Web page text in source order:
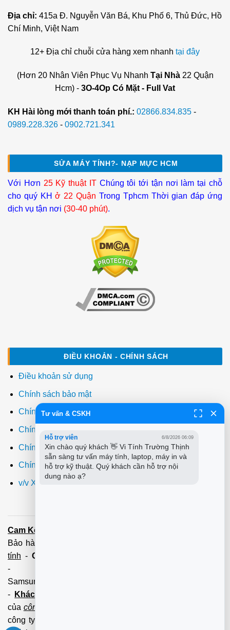
Địa chỉ: 415a Đ. Nguyễn Văn Bá, Khu Phố 6, Thủ Đức, Hồ
Chí Minh, Việt Nam
12+ Địa chỉ chuỗi cửa hàng xem nhanh tại đây
(Hơn 20 Nhân Viên Phục Vụ Nhanh Tại Nhà22 Quận
Hcm) - 3O-4Op Có Mặt - Full Vat
KH Hài lòng mới thanh toán phí.: 02866.834.835 -
0989.228.326 - 0902.721.341
SỬA MÁY TÍNH?- NẠP MỰC HCM
Với Hơn 25 Kỹ thuật ITChúng tôi tới tận nơi làm tại chỗ
cho quý KHở 22 Quận Trong Tphcm Thời gian đáp ứng
dịch vụ tận nơi (30-40 phút).
ĐIỀU KHOẢN - CHÍNH SÁCH
Điều khoản sử dụng
Chính sách bảo mật
Chính sách thanh toán
Chính sách giao hàng
Chính sách đổi trả
Chính sách bảo hành
v/v Xuất hóa đơn đỏ VAT
Cam Kết:
Bảo hành tận tâm - Xuất hóa đơn đỏ đầy đủ
tính - Cài Win Tận Nơi
-
Samsung,Brother,Xeroc,Panasonic): 100 - 180,000 vnđ
-
Khách hàng lưu ý:
của công ty PCI.
công ty không liên hệ và làm việc với cá nhân đảm bảo
Tư vấn & CSKH
Hỗ trợ viên 6/8/2026 06:09
Xin chào quý khách 👋 Vi Tính Trường Thịnh
sẵn sàng tư vấn máy tính, laptop, máy in và
hỗ trợ kỹ thuật. Quý khách cần hỗ trợ nội
dung nào ạ?